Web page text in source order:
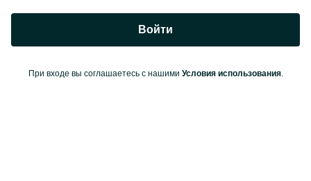
Войти
При входе вы соглашаетесь с нашими Условия использования.